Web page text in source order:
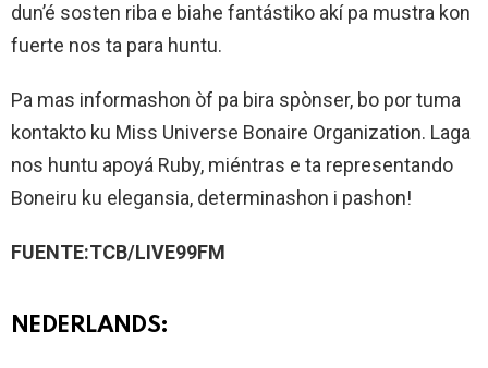
dun’é sosten riba e biahe fantástiko akí pa mustra kon
fuerte nos ta para huntu.
Pa mas informashon òf pa bira spònser, bo por tuma
kontakto ku Miss Universe Bonaire Organization. Laga
nos huntu apoyá Ruby, miéntras e ta representando
Boneiru ku elegansia, determinashon i pashon!
FUENTE:TCB/LIVE99FM
NEDERLANDS: